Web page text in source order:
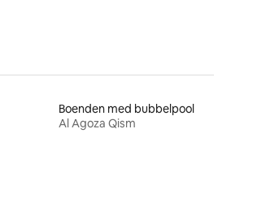
Boenden med bubbelpool
Al Agoza Qism